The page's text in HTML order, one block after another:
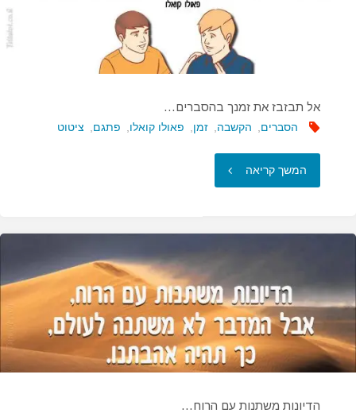
אל תבזבז את זמנך בהסברים…
הסברים הקשבה זמן פאולו קואלו פתגם ציטוט
המשך קריאה "אל
את
בהסברים…"
הדיונות משתנות עם הרוח…